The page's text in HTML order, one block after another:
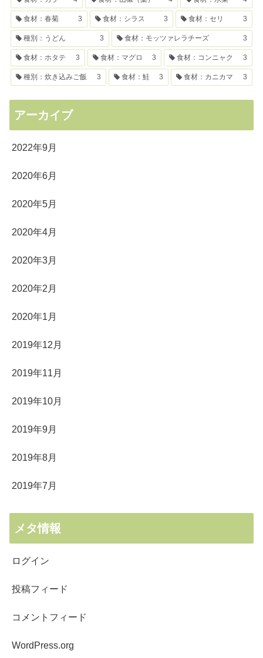
食材：春菊 3 食材：シラス 3 食材：セリ 3
種別：うどん 3 食材：モッツァレラチーズ 3
食材：ホタテ 3 食材：マグロ 3 食材：コンニャク 3
種別：炊き込みご飯 3 食材：鮭 3 食材：カニカマ 3
アーカイブ
2022年9月
2020年6月
2020年5月
2020年4月
2020年3月
2020年2月
2020年1月
2019年12月
2019年11月
2019年10月
2019年9月
2019年8月
2019年7月
メタ情報
ログイン
投稿フィード
コメントフィード
WordPress.org